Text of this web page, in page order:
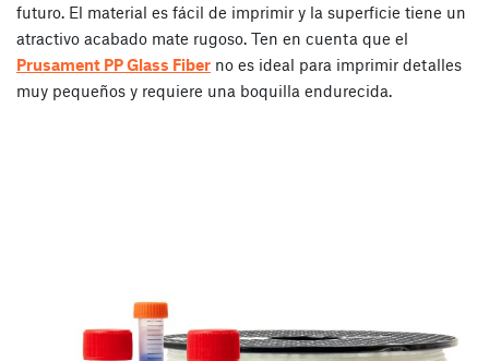
futuro. El material es fácil de imprimir y la superficie tiene un
atractivo acabado mate rugoso. Ten en cuenta que el
Prusament PP Glass Fiber no es ideal para imprimir detalles
muy pequeños y requiere una boquilla endurecida.